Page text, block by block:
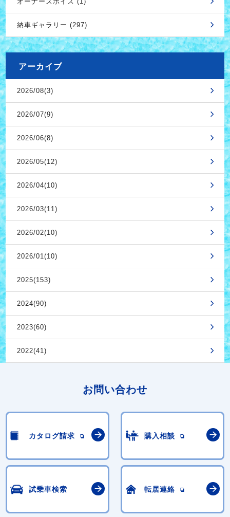
納車ギャラリー (297)
アーカイブ
2026/08(3)
2026/07(9)
2026/06(8)
2026/05(12)
2026/04(10)
2026/03(11)
2026/02(10)
2026/01(10)
2025(153)
2024(90)
2023(60)
2022(41)
お問い合わせ
カタログ請求 購入相談
試乗車検索 転居連絡